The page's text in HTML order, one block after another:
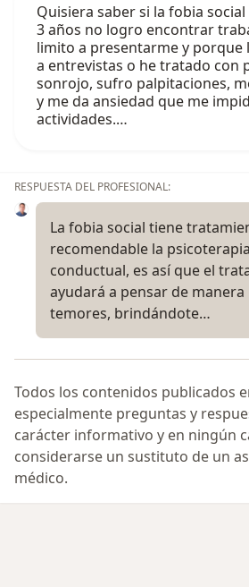
Quisiera saber si la fobia
3 años no logro encontrar
limito a presentarme y porque
a entrevistas o he tratado con
sonrojo, sufro palpitaciones,
y me da ansiedad que me
actividades.…
RESPUESTA DEL PROFESIONAL:
La fobia social tiene
recomendable la
conductual, es así que el
ayudará a pensar de
temores, brindándote…
Todos los contenidos publicados
especialmente preguntas y
carácter informativo y en ningún
considerarse un sustituto de un
médico.